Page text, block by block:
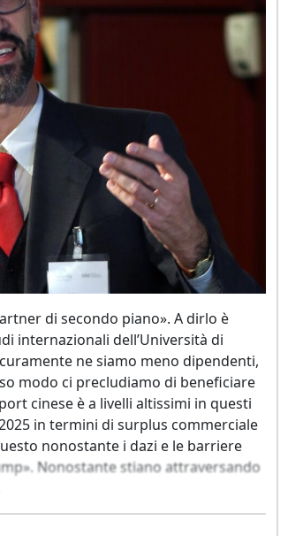
di secondo piano». A dirlo è
internazionali dell’Università di
ne siamo meno dipendenti,
modo ci precludiamo di beneficiare
cinese è a livelli altissimi in questi
in termini di surplus commerciale
nonostante i dazi e le barriere
Nonostante stiano attraversando